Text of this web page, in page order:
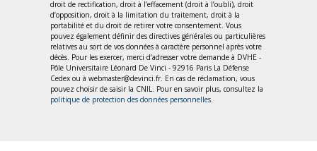
droit de rectification, droit à l’effacement (droit à l’oubli), droit
d’opposition, droit à la limitation du traitement, droit à la
portabilité et du droit de retirer votre consentement. Vous
pouvez également définir des directives générales ou particulières
relatives au sort de vos données à caractère personnel après votre
décès. Pour les exercer, merci d’adresser votre demande à DVHE -
Pôle Universitaire Léonard De Vinci - 92916 Paris La Défense
Cedex ou à webmaster@devinci.fr. En cas de réclamation, vous
pouvez choisir de saisir la CNIL. Pour en savoir plus, consultez la
politique de protection des données personnelles.